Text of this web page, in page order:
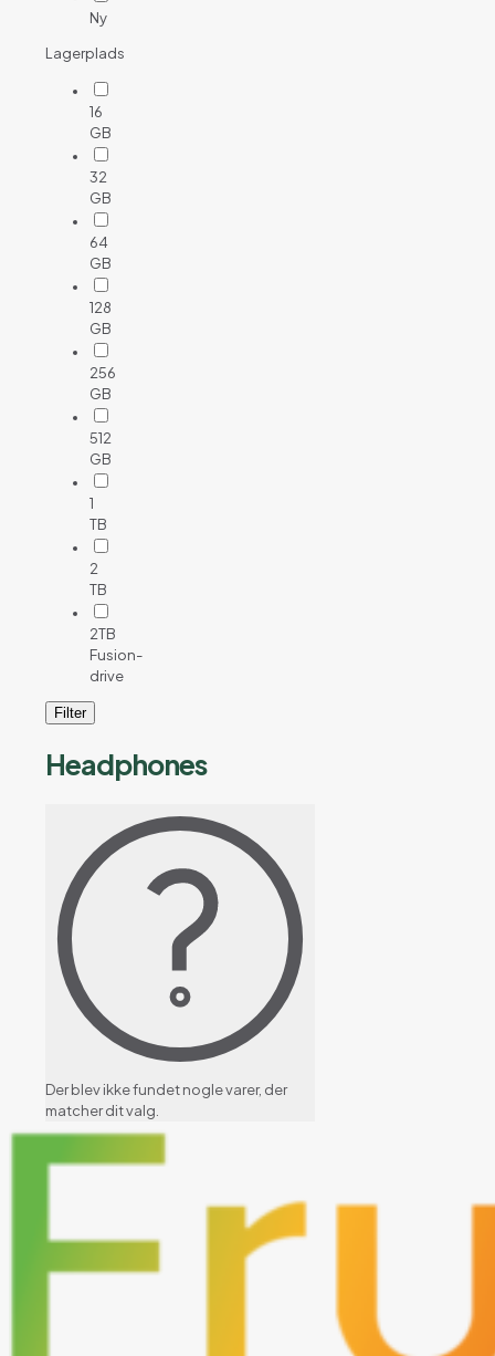
Headphones
Der blev ikke fundet nogle varer, der
matcher dit valg.
Ny
Lagerplads
16
GB
32
GB
64
GB
128
GB
256
GB
512
GB
1
TB
2
TB
2TB
Fusion-
drive
Filter